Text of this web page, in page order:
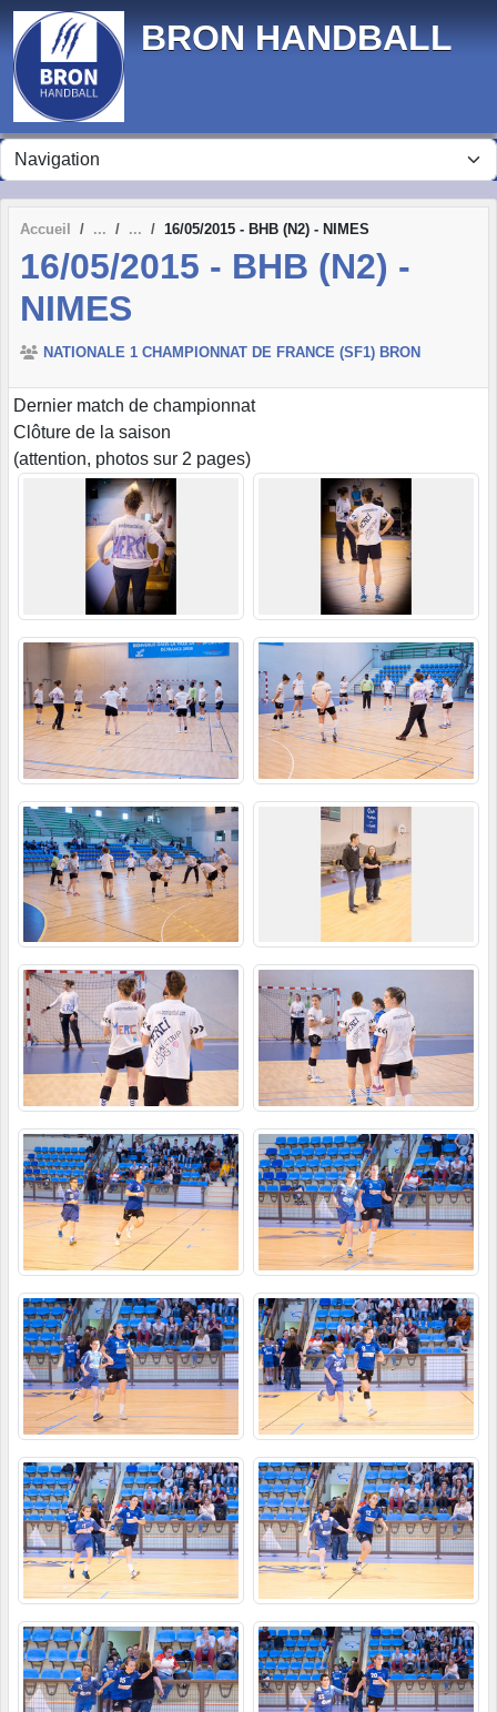
BRON HANDBALL
Accueil 16/05/2015 - BHB (N2) - NIMES
16/05/2015 - BHB (N2) -
NIMES
NATIONALE 1 CHAMPIONNAT DE FRANCE (SF1) BRON
Dernier match de championnat
Clôture de la saison
(attention, photos sur 2 pages)
Panneau de gestion des cookies